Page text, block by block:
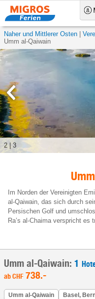
Naher und Mittlerer Osten
Umm al-Qaiwain
2| 3
Im Norden der Vereinigten
al-Qaiwain, das sich durch
Persischen Golf und
Ra’s al-Chaima verspricht es
Umm al-Qaiwain: 1
abCHF 738.-
Umm al-Qaiwain
Basel,